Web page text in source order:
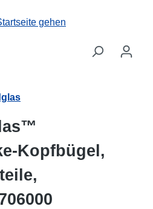
Kopfbügel,